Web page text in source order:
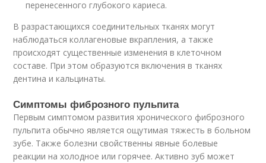
перенесенного глубокого кариеса.
В разрастающихся соединительных тканях могут
наблюдаться коллагеновые вкрапления, а также
происходят существенные изменения в клеточном
составе. При этом образуются включения в тканях
дентина и кальцинаты.
Симптомы фиброзного пульпита
Первым симптомом развития хронического фиброзного
пульпита обычно является ощутимая тяжесть в больном
зубе. Также болезни свойственны явные болевые
реакции на холодное или горячее. Активно зуб может